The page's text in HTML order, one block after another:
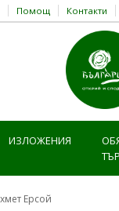
Помощ Контакти
ИЗЛОЖЕНИЯ
Ерсой